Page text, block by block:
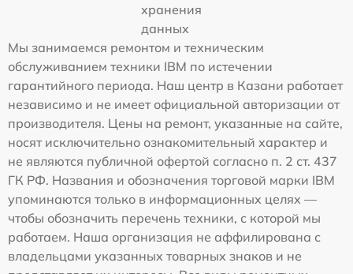
хранения
данных
Мы занимаемся ремонтом и техническим
обслуживанием техники IBM по истечении
гарантийного периода. Наш центр в Казани работает
независимо и не имеет официальной авторизации от
производителя. Цены на ремонт, указанные на сайте,
носят исключительно ознакомительный характер и
не являются публичной офертой согласно п. 2 ст. 437
ГК РФ. Названия и обозначения торговой марки IBM
упоминаются только в информационных целях —
чтобы обозначить перечень техники, с которой мы
работаем. Наша организация не аффилирована с
владельцами указанных товарных знаков и не